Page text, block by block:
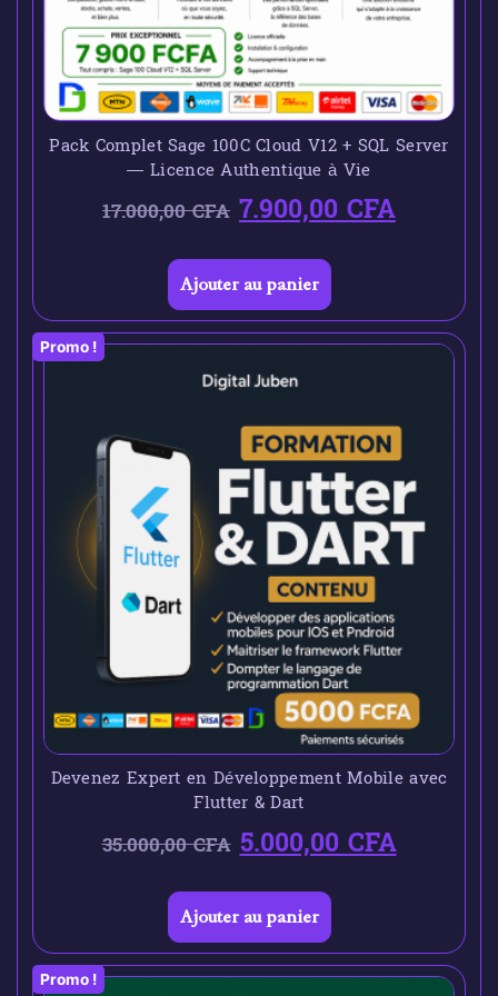
Pack Complet Sage 100C Cloud V12 + SQL Server
— Licence Authentique à Vie
17.000,00CFA 7.900,00CFA
Ajouter au panier
Promo !
Devenez Expert en Développement Mobile avec
Flutter & Dart
35.000,00CFA 5.000,00CFA
Ajouter au panier
Promo !